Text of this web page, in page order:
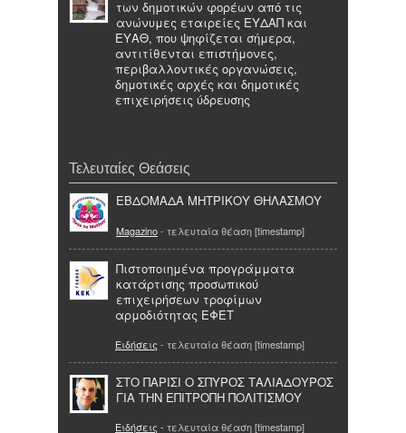
των δημοτικών φορέων από τις
ανώνυμες εταιρείες ΕΥΔΑΠ και
ΕΥΑΘ, που ψηφίζεται σήμερα,
αντιτίθενται επιστήμονες,
περιβαλλοντικές οργανώσεις,
δημοτικές αρχές και δημοτικές
επιχειρήσεις ύδρευσης
Τελευταίες Θεάσεις
ΕΒΔΟΜΑΔΑ ΜΗΤΡΙΚΟΥ ΘΗΛΑΣΜΟΥ
Magazino- τελευταία θέαση [timestamp]
Πιστοποιημένα προγράμματα
κατάρτισης προσωπικού
επιχειρήσεων τροφίμων
αρμοδιότητας ΕΦΕΤ
Ειδήσεις - τελευταία θέαση [timestamp]
ΣΤΟ ΠΑΡΙΣΙ Ο ΣΠΥΡΟΣ ΤΑΛΙΑΔΟΥΡΟΣ
ΓΙΑ ΤΗΝ ΕΠΙΤΡΟΠΗ ΠΟΛΙΤΙΣΜΟΥ
Ειδήσεις - τελευταία θέαση [timestamp]